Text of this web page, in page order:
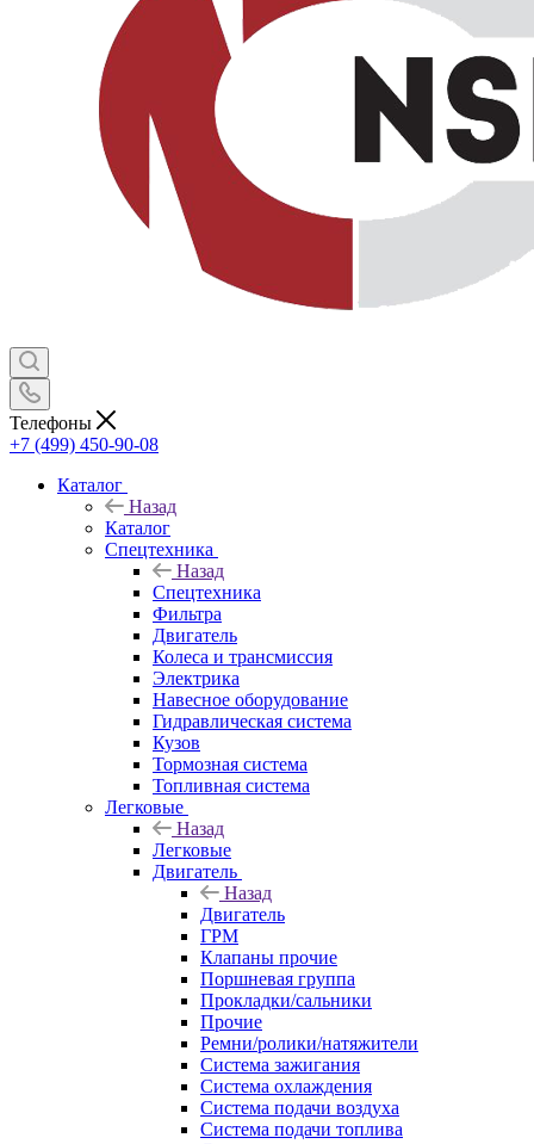
Телефоны
+7 (499) 450-90-08
Каталог
Назад
Каталог
Спецтехника
Назад
Спецтехника
Фильтра
Двигатель
Колеса и трансмиссия
Электрика
Навесное оборудование
Гидравлическая система
Кузов
Тормозная система
Топливная система
Легковые
Назад
Легковые
Двигатель
Назад
Двигатель
ГРМ
Клапаны прочие
Поршневая группа
Прокладки/сальники
Прочие
Ремни/ролики/натяжители
Система зажигания
Система охлаждения
Система подачи воздуха
Система подачи топлива